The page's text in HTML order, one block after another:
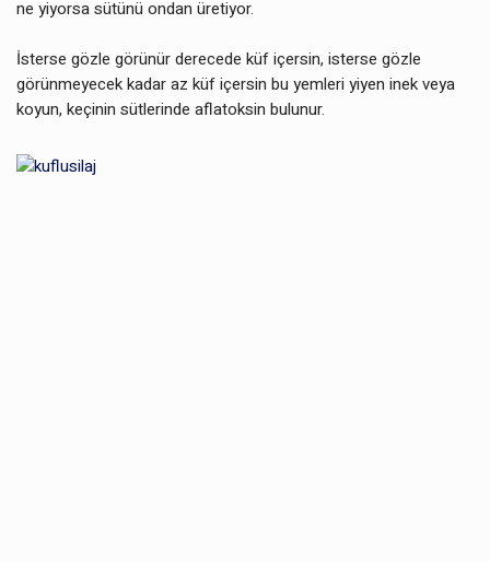
ne yiyorsa sütünü ondan üretiyor.
İsterse gözle görünür derecede küf içersin, isterse gözle
görünmeyecek kadar az küf içersin bu yemleri yiyen inek veya
koyun, keçinin sütlerinde aflatoksin bulunur.